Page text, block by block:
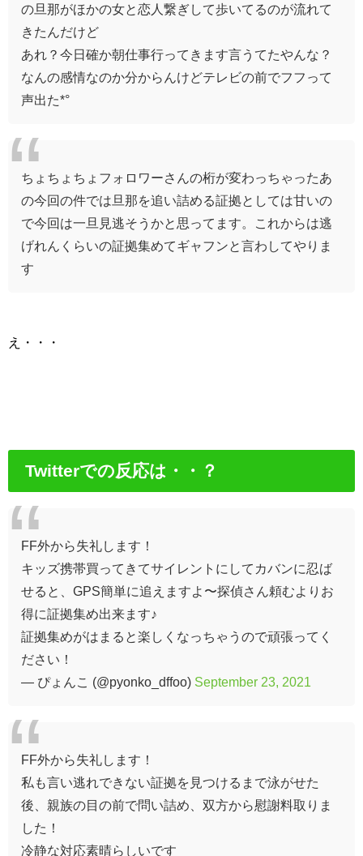
の旦那がほかの女と恋人繋ぎして歩いてるのが流れて
きたんだけど
あれ？今日確か朝仕事行ってきます言うてたやんな？
なんの感情なのか分からんけどテレビの前でフフって
声出た*°
ちょちょちょフォロワーさんの桁が変わっちゃったあ
の今回の件では旦那を追い詰める証拠としては甘いの
で今回は一旦見逃そうかと思ってます。これからは逃
げれんくらいの証拠集めてギャフンと言わしてやりま
す
え・・・
Twitterでの反応は・・？
FF外から失礼します！
キッズ携帯買ってきてサイレントにしてカバンに忍ば
せると、GPS簡単に追えますよ〜探偵さん頼むよりお
得に証拠集め出来ます♪
証拠集めがはまると楽しくなっちゃうので頑張ってく
ださい！
— ぴょんこ (@pyonko_dffoo) September 23, 2021
FF外から失礼します！
私も言い逃れできない証拠を見つけるまで泳がせた
後、親族の目の前で問い詰め、双方から慰謝料取りま
した！
冷静な対応素晴らしいです